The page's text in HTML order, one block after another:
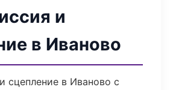
и
в Иваново
сцепление в Иваново с